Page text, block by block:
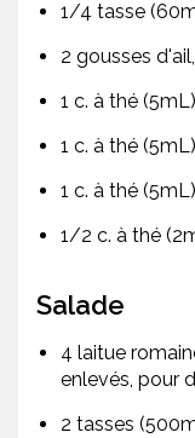
1/4 tasse
2 gousses
1 c. à thé
1 c. à thé
1 c. à thé
1/2 c. à thé
Salade
4 laitue
enlevés, pour
2 tasses